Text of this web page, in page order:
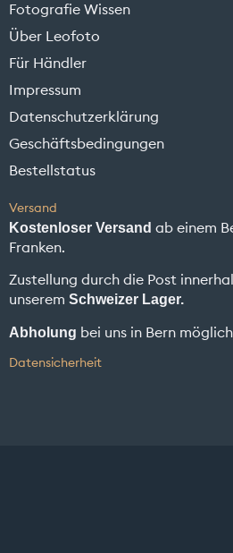
Fotografie Wissen
Über Leofoto
Für Händler
Impressum
Datenschutzerklärung
Geschäftsbedingungen
Bestellstatus
Versand
Kostenloser Versand ab einem
Franken.
Zustellung durch die Post
unserem Schweizer Lager.
Abholung bei uns in Bern
Datensicherheit